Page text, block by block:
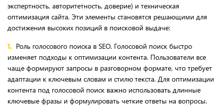
экспертность, авторитетность, доверие) и техническая
оптимизация сайта. Эти элементы становятся решающими для
достижения высоких позиций в поисковой выдаче:
Роль голосового поиска в SEO. Голосовой поиск быстро
изменяет подходы к оптимизации контента. Пользователи все
чаще формируют запросы в разговорном формате, что требует
адаптации к ключевым словам и стилю текста. Для оптимизации
контента под голосовой поиск важно использовать длинные
ключевые фразы и формулировать четкие ответы на вопросы.